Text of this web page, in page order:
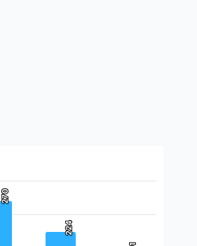
270
270
224
224